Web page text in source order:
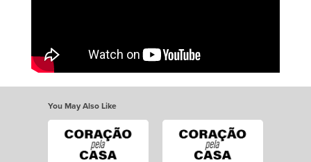
You May Also Like